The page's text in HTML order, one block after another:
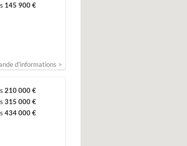
145 900 €
d'informations >
210 000 €
315 000 €
434 000 €